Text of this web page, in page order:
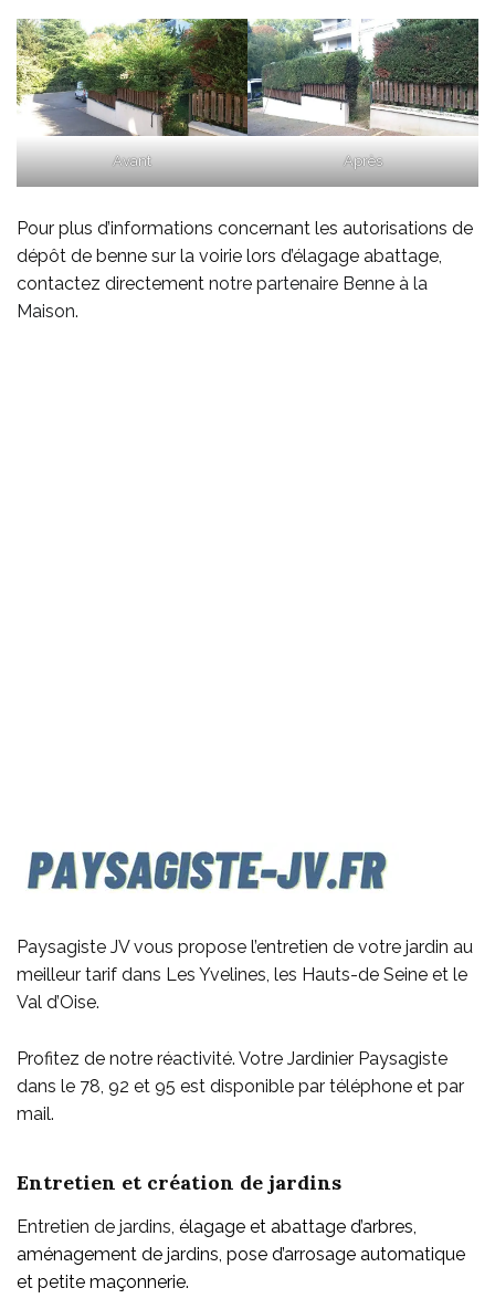
Avant Après
Pour plus d’informations concernant les autorisations de
dépôt de benne sur la voirie lors d’élagage abattage,
contactez directement notre partenaire Benne à la
Maison.
Paysagiste JV vous propose l’entretien de votre jardin au
meilleur tarif dans Les Yvelines, les Hauts-de Seine et le
Val d’Oise.
Profitez de notre réactivité. Votre Jardinier Paysagiste
dans le 78, 92 et 95 est disponible par téléphone et par
mail.
Entretien et création de jardins
Entretien de jardins, élagage et abattage d’arbres,
aménagement de jardins, pose d’arrosage automatique
et petite maçonnerie.